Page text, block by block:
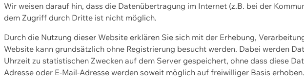
Wir weisen darauf hin, dass die Datenübertragung im Internet (z.B. bei der
dem Zugriff durch Dritte ist nicht möglich.
Durch die Nutzung dieser Website erklären Sie sich mit der Erhebung,
Website kann grundsätzlich ohne Registrierung besucht werden. Dabei werden
Uhrzeit zu statistischen Zwecken auf dem Server gespeichert, ohne dass diese
Adresse oder E-Mail-Adresse werden soweit möglich auf freiwilliger Basis